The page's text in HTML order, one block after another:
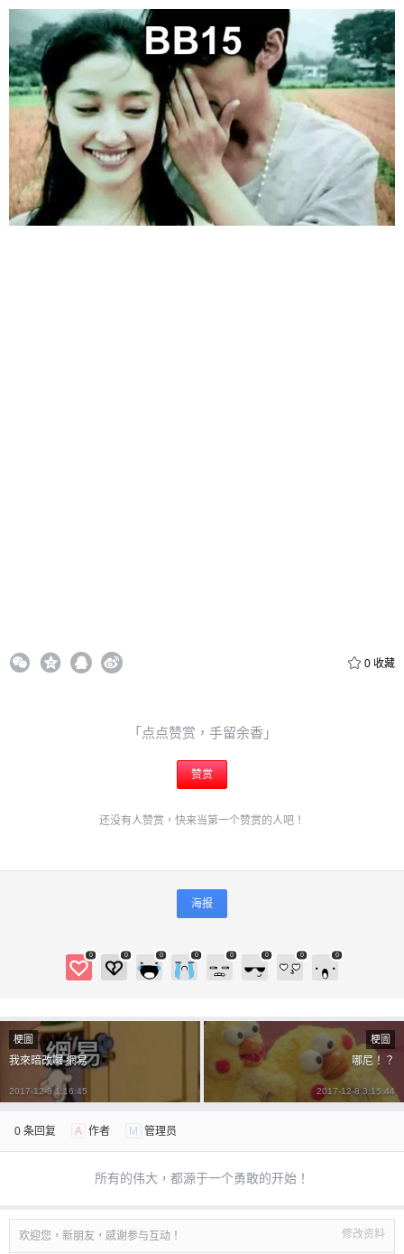
0 收藏
「点点赞赏，手留余香」
赞赏
还没有人赞赏，快来当第一个赞赏的人吧！
海报
0 0 0 0 0 0 0 0
给admin打赏
2 元 5 元
20 元 50 元 自定义
付费内容
梗圖
我來暗改囉 網易
2017-12-8 1:16:45
梗圖
哪尼！？
2017-12-8 3:15:44
0 条回复 A 作者 M 管理员
所有的伟大，都源于一个勇敢的开始！
欢迎您，新朋友，感谢参与互动！ 修改资料